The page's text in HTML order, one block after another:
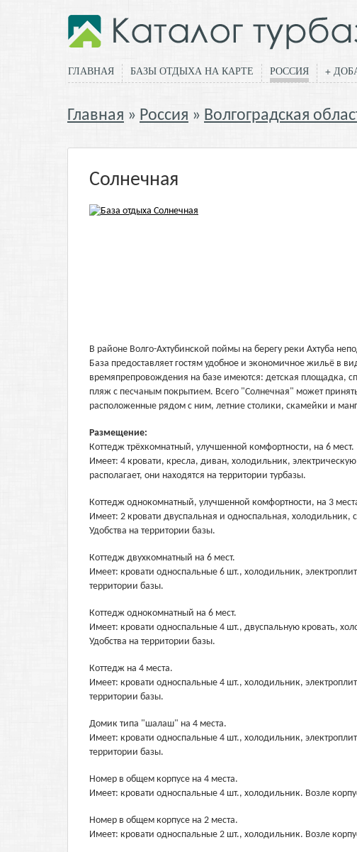
ГЛАВНАЯ БАЗЫ ОТДЫХА НА КАРТЕ РОССИЯ +
Главная Россия Волгоградская
Солнечная
В районе Волго-Ахтубинской поймы на берегу реки Ахтуба
База предоставляет гостям удобное и экономичное жильё в
времяпрепровождения на базе имеются: детская площадка,
пляж с песчаным покрытием. Всего "Солнечная" может
расположенные рядом с ним, летние столики, скамейки и
Размещение:
Коттедж трёхкомнатный, улучшенной комфортности, на 6 мест.
Имеет: 4 кровати, кресла, диван, холодильник,
располагает, они находятся на территории турбазы.
Коттедж однокомнатный, улучшенной комфортности, на 3
Имеет: 2 кровати двуспальная и односпальная, холодильник,
Удобства на территории базы.
Коттедж двухкомнатный на 6 мест.
Имеет: кровати односпальные 6 шт., холодильник,
территории базы.
Коттедж однокомнатный на 6 мест.
Имеет: кровати односпальные 4 шт., двуспальную кровать,
Удобства на территории базы.
Коттедж на 4 места.
Имеет: кровати односпальные 4 шт., холодильник,
территории базы.
Домик типа "шалаш" на 4 места.
Имеет: кровати односпальные 4 шт., холодильник,
территории базы.
Номер в общем корпусе на 4 места.
Имеет: кровати односпальные 4 шт., холодильник. Возле
Номер в общем корпусе на 2 места.
Имеет: кровати односпальные 2 шт., холодильник. Возле